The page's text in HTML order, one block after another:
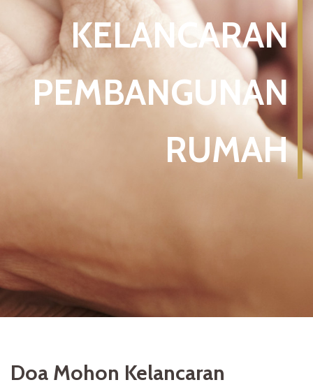
KELANCARAN
PEMBANGUNAN
RUMAH
Doa Mohon Kelancaran